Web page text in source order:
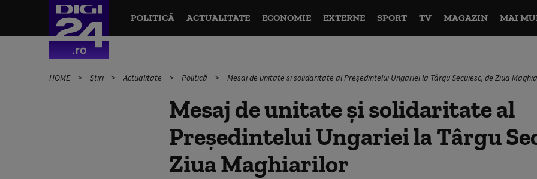
POLITICĂ ACTUALITATE ECONOMIE EXTERNE SPORT TV MAGAZIN MAI
HOME Știri Actualitate Politică Mesaj de unitate şi solidaritate al Preşedintelui Ungariei la Târgu Secuiesc, de Ziua
Mesaj de unitate şi solidaritate al
Preşedintelui Ungariei la Târgu
Ziua Maghiarilor